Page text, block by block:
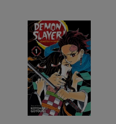
DEMON
SLAYER
KIMETSU
YAIBA